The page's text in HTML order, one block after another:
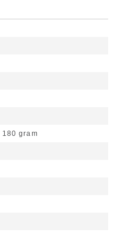
180 gram